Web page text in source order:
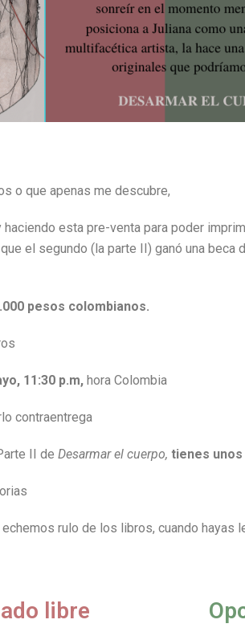
o que apenas me descubre,
esta pre-venta para poder
el segundo (la parte II) ganó una
pesos colombianos.
11:30 p.m, hora Colombia
contraentrega
II de Desarmar el cuerpo, tienes
rulo de los libros, cuando
libre